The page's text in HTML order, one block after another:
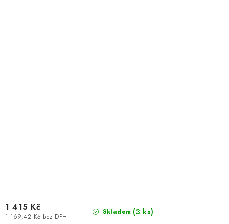
Skladem (3 ks)
1 169,42 Kč bez DPH
1 415 Kč